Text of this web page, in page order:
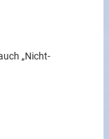
„Nicht-